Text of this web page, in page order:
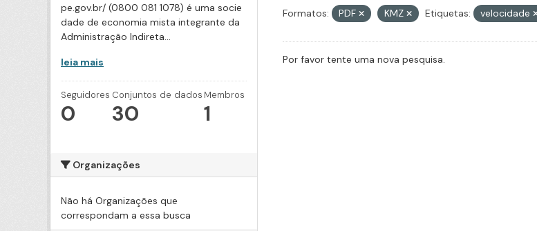
pe.gov.br/ (0800 081 1078) é uma socie
dade de economia mista integrante da
Administração Indireta...
leia mais
Seguidores
0
Conjuntos de dados
30
Membros
1
Organizações
Não há Organizações que
correspondam a essa busca
Formatos: PDF KMZ Etiquetas: velocidade
Por favor tente uma nova pesquisa.